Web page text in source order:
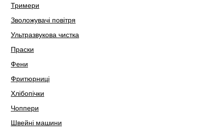
Тримери
Зволожувачі повітря
Ультразвукова чистка
Праски
Фени
Фритюрниці
Хлібопічки
Чоппери
Швейні машини